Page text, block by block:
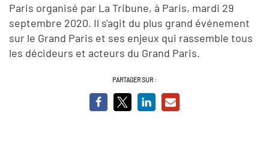
Paris organisé par La Tribune, à Paris, mardi 29
septembre 2020. Il s'agit du plus grand événement
sur le Grand Paris et ses enjeux qui rassemble tous
les décideurs et acteurs du Grand Paris.
PARTAGER SUR :